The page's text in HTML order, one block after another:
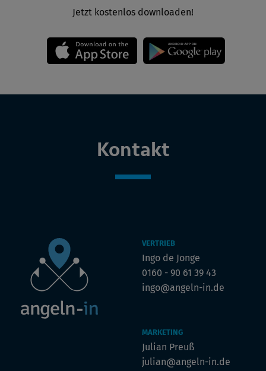
Jetzt kostenlos downloaden!
Kontakt
VERTRIEB
Ingo de Jonge
0160 - 90 61 39 43
ingo@angeln-in.de
MARKETING
Julian Preuß
julian@angeln-in.de